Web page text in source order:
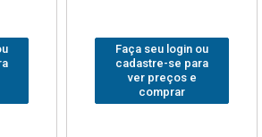
Faça seu login ou
cadastre-se para
ver preços e
comprar